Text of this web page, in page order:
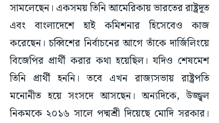
সামলেছেন। একসময় তিনি আমেরিকায় ভারতের রাষ্ট্রদূত
এবং বাংলাদেশে হাই কমিশনার হিসেবেও কাজ
করেছেন। চব্বিশের নির্বাচনের আগে তাঁকে দার্জিলিংয়ে
বিজেপির প্রার্থী করার কথা হয়েছিল। যদিও শেষমেশ
তিনি প্রার্থী হননি। তবে এখন রাজ্যসভায় রাষ্ট্রপতি
মনোনীত হয়ে সংসদে আসছেন। অন্যদিকে, উজ্জ্বল
নিকমকে ২০১৬ সালে পদ্মশ্রী দিয়েছে মোদি সরকার।